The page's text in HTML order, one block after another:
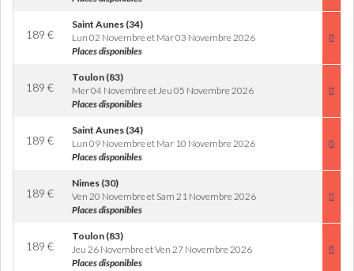
189 €
Saint Aunes (34)
Lun 02 Novembre et Mar 03 Novembre 2026
Places disponibles
189 €
Toulon (83)
Mer 04 Novembre et Jeu 05 Novembre 2026
Places disponibles
189 €
Saint Aunes (34)
Lun 09 Novembre et Mar 10 Novembre 2026
Places disponibles
189 €
Nimes (30)
Ven 20 Novembre et Sam 21 Novembre 2026
Places disponibles
189 €
Toulon (83)
Jeu 26 Novembre et Ven 27 Novembre 2026
Places disponibles